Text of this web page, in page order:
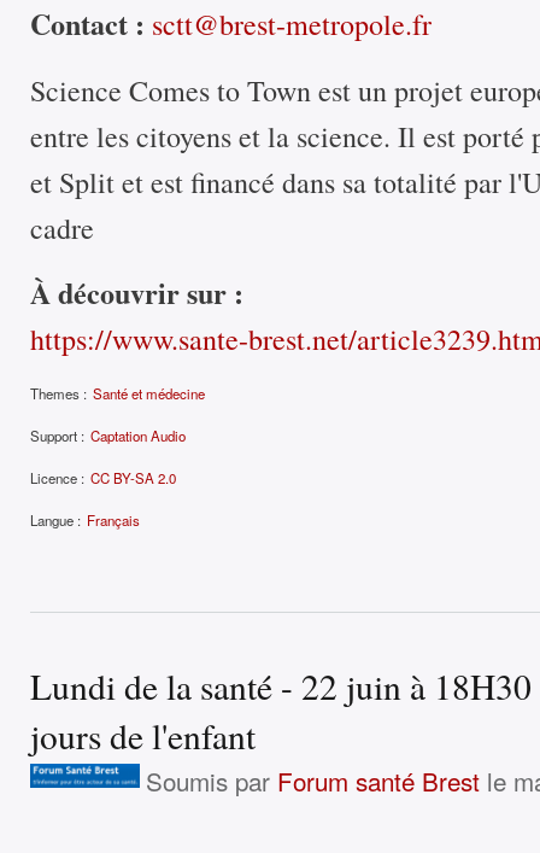
Contact : sctt@brest-metropole.fr
Science Comes to Town est un projet
entre les citoyens et la science. Il est
et Split et est financé dans sa totalité par
cadre
À découvrir sur :
https://www.sante-brest.net/
Themes : Santé et médecine
Support : Captation Audio
Licence : CC BY-SA 2.0
Langue : Français
Lundi de la santé - 22 juin à
jours de l'enfant
Soumis par Forum santé Brestle